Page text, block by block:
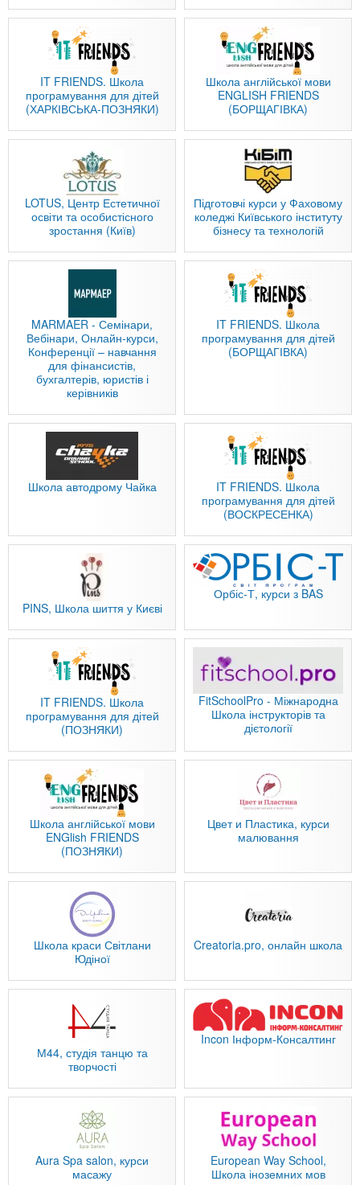
IT FRIENDS. Школа
програмування для дітей
(ХАРКІВСЬКА-ПОЗНЯКИ)
Школа англійської мови
ENGLISH FRIENDS
(БОРЩАГІВКА)
LOTUS, Центр Естетичної
освіти та особистісного
зростання (Київ)
Підготовчі курси у Фаховому
коледжі Київського інституту
бізнесу та технологій
MARMAER - Семінари,
Вебінари, Онлайн-курси,
Конференції – навчання
для фінансистів,
бухгалтерів, юристів і
керівників
IT FRIENDS. Школа
програмування для дітей
(БОРЩАГІВКА)
Школа автодрому Чайка
IT FRIENDS. Школа
програмування для дітей
(ВОСКРЕСЕНКА)
PINS, Школа шиття у Києві
Орбіс-Т, курси з BAS
IT FRIENDS. Школа
програмування для дітей
(ПОЗНЯКИ)
FitSchoolPro - Міжнародна
Школа інструкторів та
дієтології
Школа англійської мови
ENGlish FRIENDS
(ПОЗНЯКИ)
Цвет и Пластика, курси
малювання
Школа краси Світлани
Юдіної
Creatoria.pro, онлайн школа
М44, студія танцю та
творчості
Incon Інформ-Консалтинг
Aura Spa salon, курси
масажу
European Way School,
Школа іноземних мов